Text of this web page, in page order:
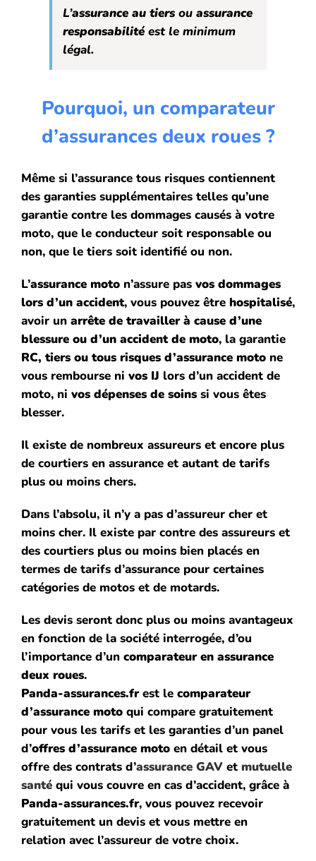
L’assurance au tiersou assurance
responsabilitéest le minimum
légal.
Pourquoi, un comparateur
d’assurances deux roues ?
Même si l’assurance tous risques contiennent
des garanties supplémentaires telles qu’une
garantie contre les dommages causés à votre
moto, que le conducteur soit responsable ou
non, que le tiers soit identifié ou non.
L’assurance moton’assure pas vos dommages
lors d’un accident, vous pouvez être hospitalisé,
avoir un arrête de travailler à cause d’une
blessure ou d’un accident de moto, la garantie
RC, tiers ou tous risques d’assurance motone
vous rembourse ni vos IJ lors d’un accident de
moto, ni vos dépenses de soinssi vous êtes
blesser.
Il existe de nombreux assureurs et encore plus
de courtiers en assurance et autant de tarifs
plus ou moins chers.
Dans l’absolu, il n’y a pas d’assureur cher et
moins cher.Il existe par contre des assureurs et
des courtiers plus ou moins bien placés en
termes de tarifs d’assurance pour certaines
catégories de motos et de motards.
Les devis seront donc plus ou moins avantageux
en fonction de la société interrogée, d’ou
l’importance d’un comparateur en assurance
deux roues.
Panda-assurances.frest le comparateur
d’assurance motoqui compare gratuitement
pour vous les tarifset les garanties d’un panel
d’offres d’assurance motoen détail et vous
offre des contrats d’assurance GAVet mutuelle
santéqui vous couvre en cas d’accident, grâce à
Panda-assurances.fr, vous pouvez recevoir
gratuitement un devis et vous mettre en
relation avec l’assureur de votre choix.